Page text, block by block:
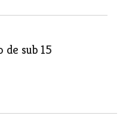
de sub 15